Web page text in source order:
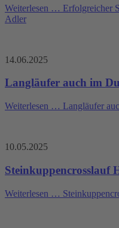
Weiterlesen … Erfolgreicher
Adler
14.06.2025
Langläufer auch im
Weiterlesen … Langläufer
10.05.2025
Steinkuppencrosslauf
Weiterlesen …